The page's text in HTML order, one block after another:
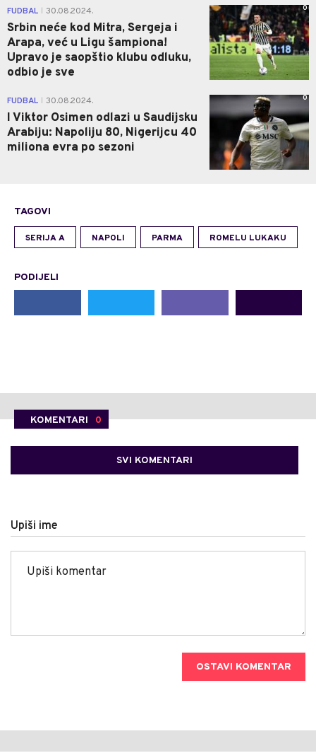
FUDBAL 30.08.2024.
Srbin neće kod Mitra, Sergeja i
Arapa, već u Ligu šampiona!
Upravo je saopštio klubu odluku,
odbio je sve
0
FUDBAL 30.08.2024.
I Viktor Osimen odlazi u Saudijsku
Arabiju: Napoliju 80, Nigerijcu 40
miliona evra po sezoni
0
TAGOVI
SERIJA A NAPOLI PARMA ROMELU LUKAKU
PODIJELI
KOMENTARI 0
SVI KOMENTARI
Upiši ime
OSTAVI KOMENTAR